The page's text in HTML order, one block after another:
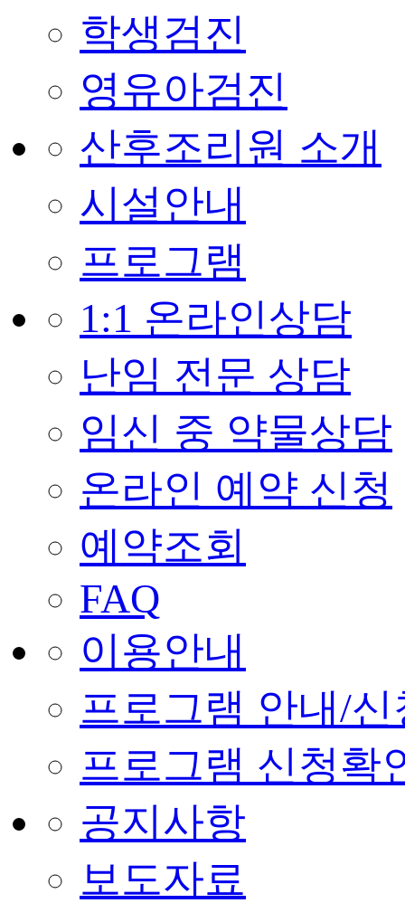
학생검진
영유아검진
산후조리원 소개
시설안내
프로그램
1:1 온라인상담
난임 전문 상담
임신 중 약물상담
온라인 예약 신청
예약조회
FAQ
이용안내
프로그램 안내/신
프로그램 신청확
공지사항
보도자료